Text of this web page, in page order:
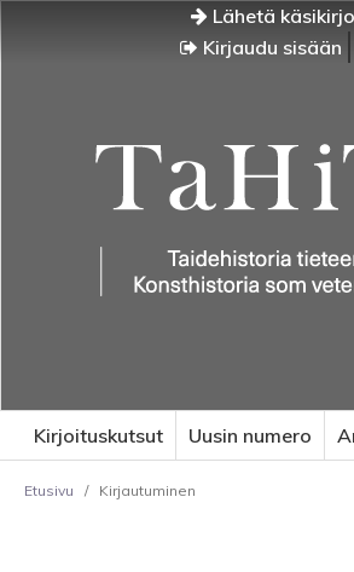
Lähetä
Kirjaudu sisään
Kirjoituskutsut Uusin numero
Etusivu / Kirjautuminen